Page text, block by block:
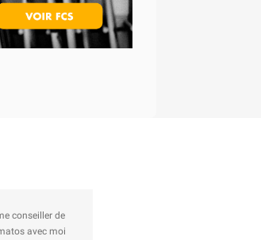
et soigné jusqu'à Nice, avec un autocolant Lacanau en
chez vous.